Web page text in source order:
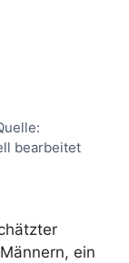
bearbeitet
ein